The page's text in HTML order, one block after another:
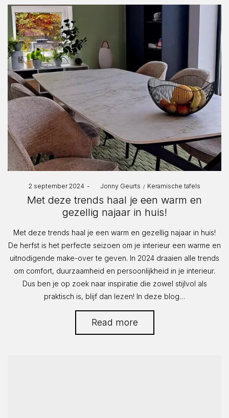
Posted
on
2 september 2024 Jonny Geurts
Posted
Keramische tafels
Met deze trends haal je een warm en
gezellig najaar in huis!
Met deze trends haal je een warm en gezellig najaar in huis!
De herfst is het perfecte seizoen om je interieur een warme en
uitnodigende make-over te geven. In 2024 draaien alle trends
om comfort, duurzaamheid en persoonlijkheid in je interieur.
Dus ben je op zoek naar inspiratie die zowel stijlvol als
praktisch is, blijf dan lezen! In deze blog…
Read more